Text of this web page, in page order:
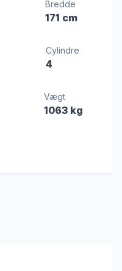
Bredde
171 cm
Cylindre
4
Vægt
1063 kg